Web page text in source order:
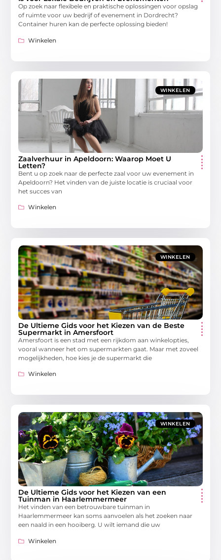
Op zoek naar flexibele en praktische oplossingen voor opslag
of ruimte voor uw bedrijf of evenement in Dordrecht?
Container huren kan de perfecte oplossing bieden!
Winkelen
WINKELEN
Zaalverhuur in Apeldoorn: Waarop Moet U
Letten?
Bent u op zoek naar de perfecte zaal voor uw evenement in
Apeldoorn? Het vinden van de juiste locatie is cruciaal voor
het succes van
Winkelen
WINKELEN
De Ultieme Gids voor het Kiezen van de Beste
Supermarkt in Amersfoort
Amersfoort is een stad met een rijkdom aan winkelopties,
vooral wanneer het om supermarkten gaat. Maar met zoveel
mogelijkheden, hoe kies je de supermarkt die
Winkelen
WINKELEN
De Ultieme Gids voor het Kiezen van een
Tuinman in Haarlemmermeer
Het vinden van een betrouwbare tuinman in
Haarlemmermeer kan soms aanvoelen als het zoeken naar
een naald in een hooiberg. U wilt iemand die uw
Winkelen